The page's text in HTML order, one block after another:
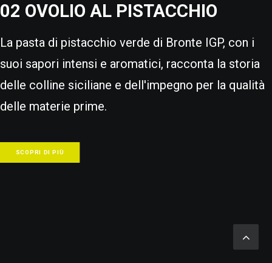
02 OVOLIO AL PISTACCHIO
La pasta di pistacchio verde di Bronte IGP, con i
suoi sapori intensi e aromatici, racconta la storia
delle colline siciliane e dell'impegno per la qualità
delle materie prime.
SCOPRI DI PIÙ